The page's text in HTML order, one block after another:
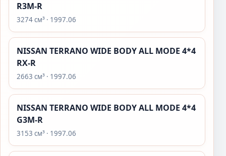
R3M-R
3274 см³ · 1997.06
NISSAN TERRANO WIDE BODY ALL MODE 4*4
RX-R
2663 см³ · 1997.06
NISSAN TERRANO WIDE BODY ALL MODE 4*4
G3M-R
3153 см³ · 1997.06